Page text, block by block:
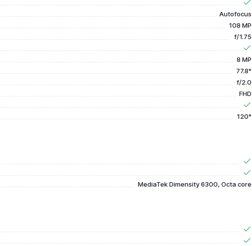
Autofocus
108 MP
f/1.75
8 MP
77.8°
f/2.0
FHD
120°
MediaTek Dimensity 6300, Octa core